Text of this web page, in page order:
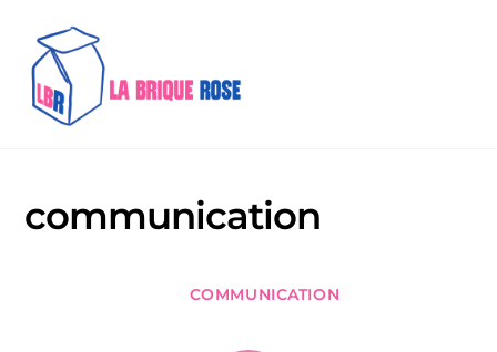
content
communication
COMMUNICATION